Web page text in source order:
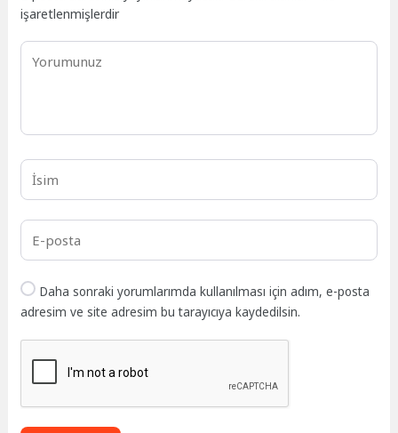
işaretlenmişlerdir
Daha sonraki yorumlarımda kullanılması için adım, e-posta
adresim ve site adresim bu tarayıcıya kaydedilsin.